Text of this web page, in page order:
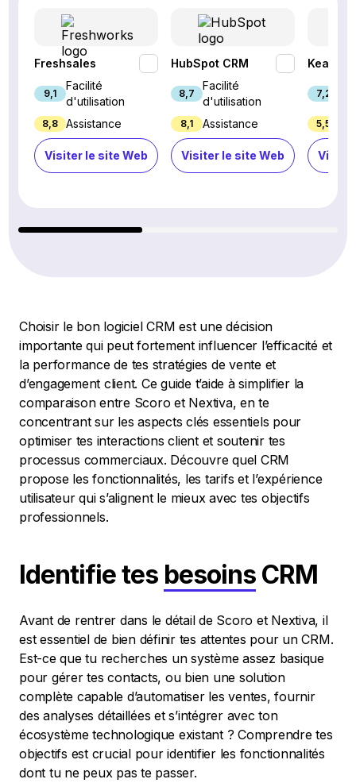
Freshsales
9,1
Facilité
d'utilisation
8,8 Assistance
Visiter le site Web
HubSpot CRM
8,7
Facilité
d'utilisation
8,1 Assistance
Visiter le site Web
Keap
7,2
5,5
Choisir le bon logiciel CRM est une décision
importante qui peut fortement influencer l’efficacité et
la performance de tes stratégies de vente et
d’engagement client. Ce guide t’aide à simplifier la
comparaison entre Scoro et Nextiva, en te
concentrant sur les aspects clés essentiels pour
optimiser tes interactions client et soutenir tes
processus commerciaux. Découvre quel CRM
propose les fonctionnalités, les tarifs et l’expérience
utilisateur qui s’alignent le mieux avec tes objectifs
professionnels.
Identifie tes besoins CRM
Avant de rentrer dans le détail de Scoro et Nextiva, il
est essentiel de bien définir tes attentes pour un CRM.
Est-ce que tu recherches un système assez basique
pour gérer tes contacts, ou bien une solution
complète capable d’automatiser les ventes, fournir
des analyses détaillées et s’intégrer avec ton
écosystème technologique existant ? Comprendre tes
objectifs est crucial pour identifier les fonctionnalités
dont tu ne peux pas te passer.